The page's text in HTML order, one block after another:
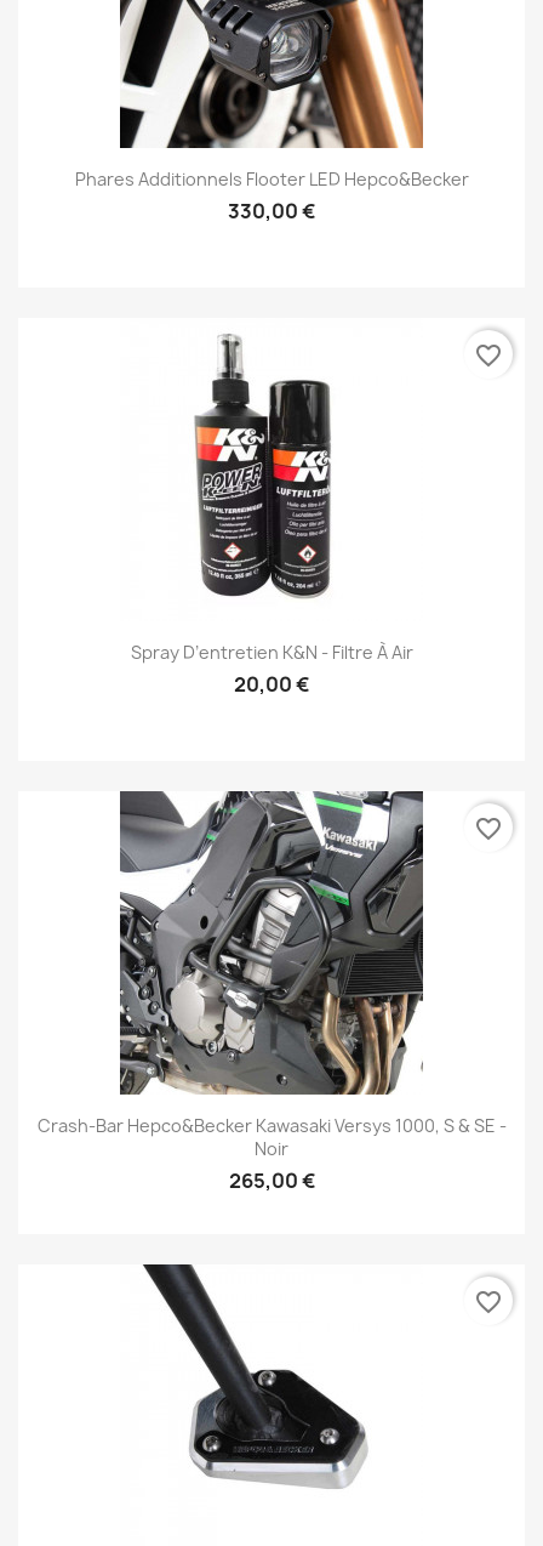
Phares Additionnels Flooter LED Hepco&Becker
330,00 €
Spray D’entretien K&N - Filtre À Air
20,00 €
favorite_border
Crash-Bar Hepco&Becker Kawasaki Versys 1000, S & SE -
Noir
265,00 €
favorite_border
favorite_border